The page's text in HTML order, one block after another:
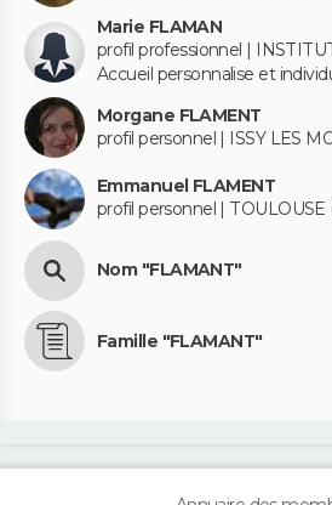
Marie FLAMAN
profil professionnel |
Accueil personnalise et
Morgane FLAMENT
profil personnel | ISSY LES
Emmanuel FLAMENT
profil personnel | TOULOUSE
Nom "FLAMANT"
Famille "FLAMANT"